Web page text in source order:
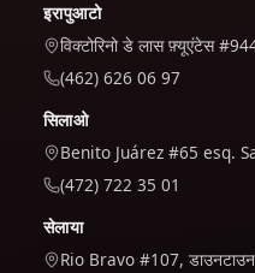
इरापुआटो
विक्टोरिनो डे लास फ़्यूएंटेस
(462) 626 06 97
सिलाओ
Benito Juárez #65 esq.
(472) 722 35 01
सेलाया
Rio Bravo #107, डाउनटाउन